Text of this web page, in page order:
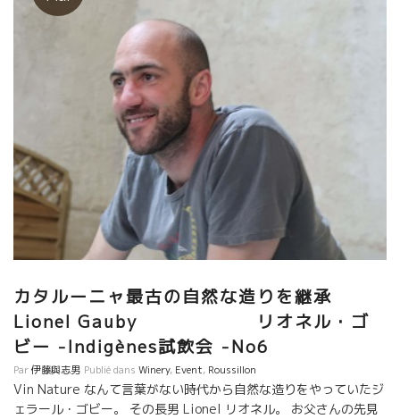
カタルーニャ最古の自然な造りを継承
Lionel Gauby リオネル・ゴ
ビー -Indigènes試飲会 -No6
Par伊藤與志男 Publié dans Winery, Event, Roussillon
Vin Nature なんて言葉がない時代から自然な造りをやっていたジ
ェラール・ゴビー。 その長男 Lionel リオネル。 お父さんの先見